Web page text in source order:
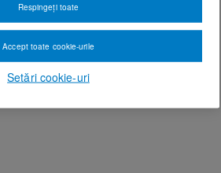
Setări cookie-uri
Respingeți toate
Accept toate cookie-urile